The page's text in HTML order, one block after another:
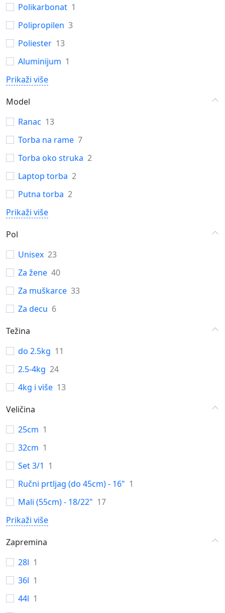
Polikarbonat 1
Polipropilen 3
Poliester 13
Aluminijum 1
Prikaži više
Model
Ranac 13
Torba na rame 7
Torba oko struka 2
Laptop torba 2
Putna torba 2
Prikaži više
Pol
Unisex 23
Za žene 40
Za muškarce 33
Za decu 6
Težina
do 2.5kg 11
2.5-4kg 24
4kg i više 13
Veličina
25cm 1
32cm 1
Set 3/1 1
Ručni prtljag (do 45cm) - 16" 1
Mali (55cm) - 18/22" 17
Prikaži više
Zapremina
28l 1
36l 1
44l 1